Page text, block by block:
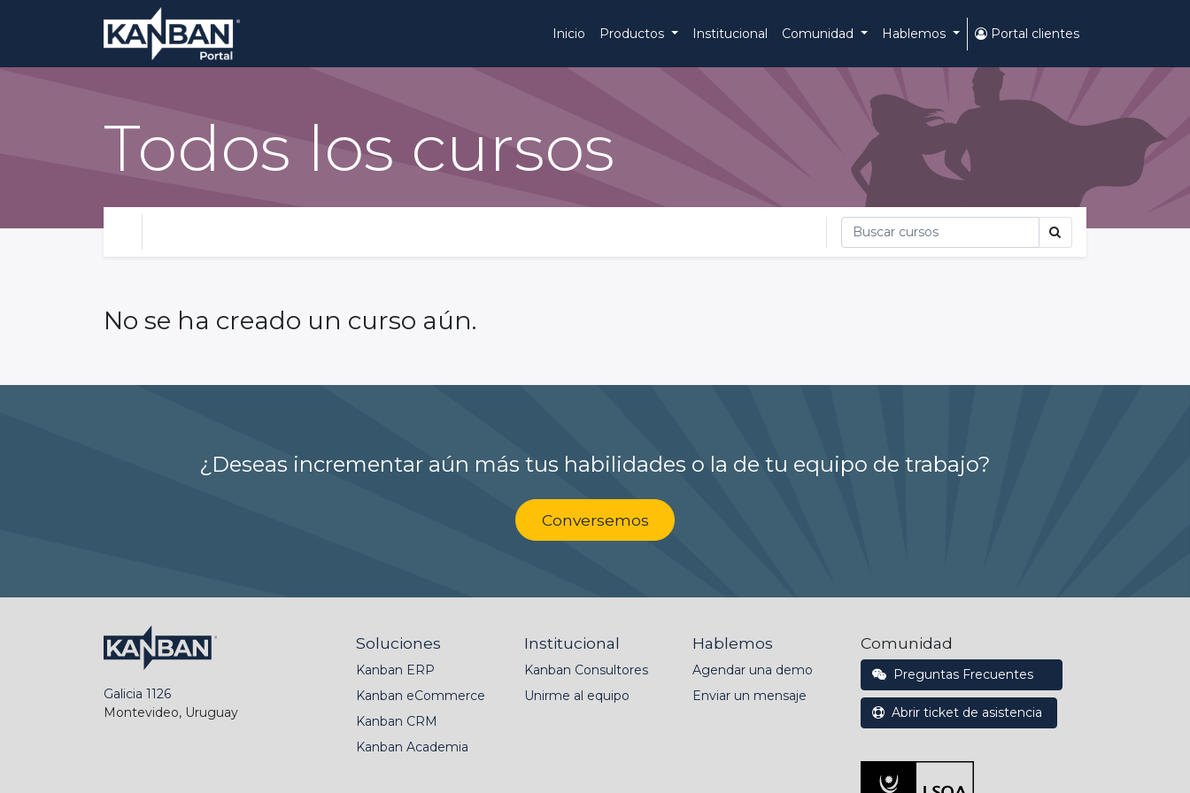
Inicio Productos Institucional Comunidad Hablemos Portal clientes
Todos los cursos
No se ha creado un curso aún.
¿Deseas incrementar aún más tus habilidades o la de tu equipo de trabajo?
Conversemos
Galicia 1126
Montevideo, Uruguay
Soluciones
Kanban ERP
Kanban eCommerce
Kanban CRM
Kanban Academia
Institucional
Kanban Consultores
Unirme al equipo
Hablemos
Agendar una demo
Enviar un mensaje
Comunidad
Preguntas Frecuentes
Abrir ticket de asistencia